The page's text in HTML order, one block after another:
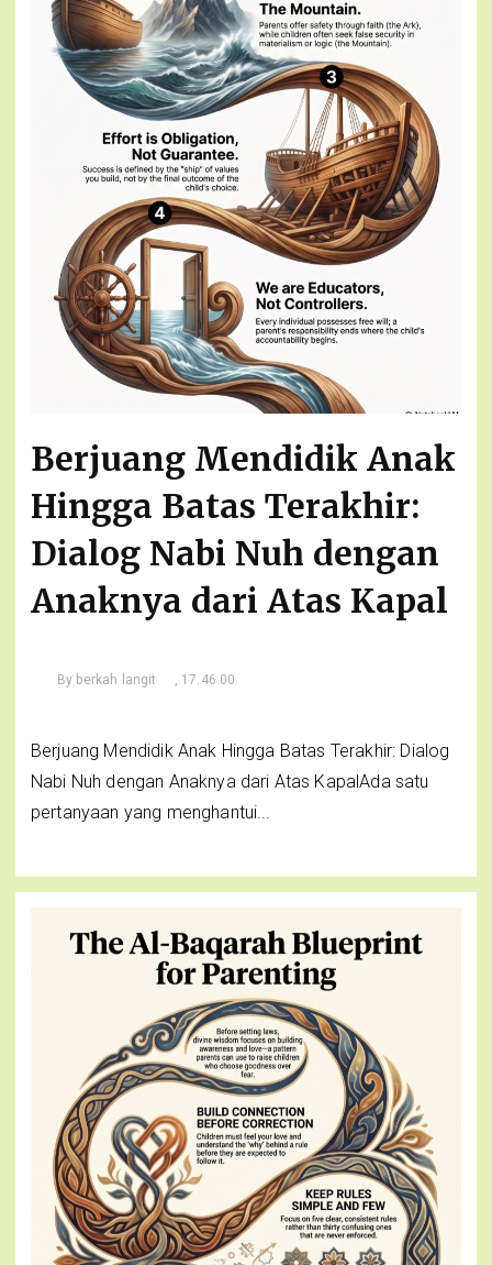
Berjuang Mendidik Anak
Hingga Batas Terakhir:
Dialog Nabi Nuh dengan
Anaknya dari Atas Kapal
By berkah langit , 17.46.00
Berjuang Mendidik Anak Hingga Batas Terakhir: Dialog
Nabi Nuh dengan Anaknya dari Atas KapalAda satu
pertanyaan yang menghantui...